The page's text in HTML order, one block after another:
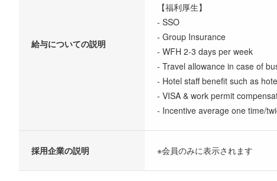
給与についての説明
【福利厚生】
- SSO
- Group Insurance
- WFH 2-3 days per week
- Travel allowance in case of
- Hotel staff benefit such as
- VISA & work permit
- Incentive average one time/
採用企業の説明 ※会員のみに表示されます